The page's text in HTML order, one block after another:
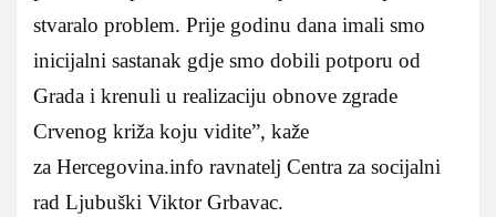
stvaralo problem. Prije godinu dana imali smo
inicijalni sastanak gdje smo dobili potporu od
Grada i krenuli u realizaciju obnove zgrade
Crvenog križa koju vidite”, kaže
za Hercegovina.info ravnatelj Centra za socijalni
rad Ljubuški Viktor Grbavac.